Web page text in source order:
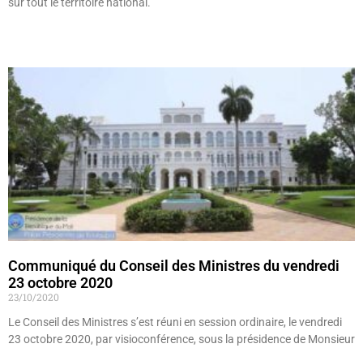
Communiqué du Conseil des Ministres du vendredi
23 octobre 2020
23/10/2020
Le Conseil des Ministres s’est réuni en session ordinaire, le vendredi
23 octobre 2020, par visioconférence, sous la présidence de Monsieur